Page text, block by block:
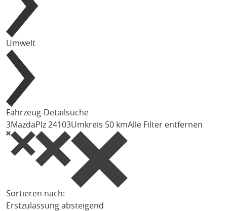
Umwelt
Fahrzeug-Detailsuche
3MazdaPlz 24103Umkreis 50 kmAlle Filter entfernen
Sortieren nach:
Erstzulassung absteigend